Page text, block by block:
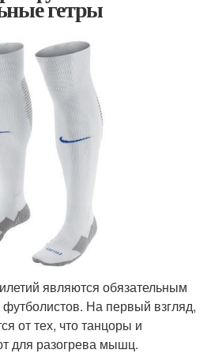
гетры
являются обязательным
На первый взгляд,
от тех, что танцоры и
для разогрева мышц.